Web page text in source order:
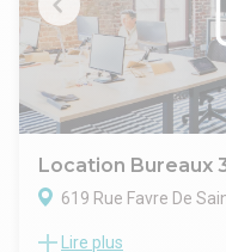
- Nature du sol : béton
- Parking extérieur
- Chauffage réversible
Location Bureaux
619 Rue Favre De
Découvrez un espace
Lire plus